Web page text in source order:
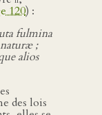
120) :
fulmina
;
alios
des lois